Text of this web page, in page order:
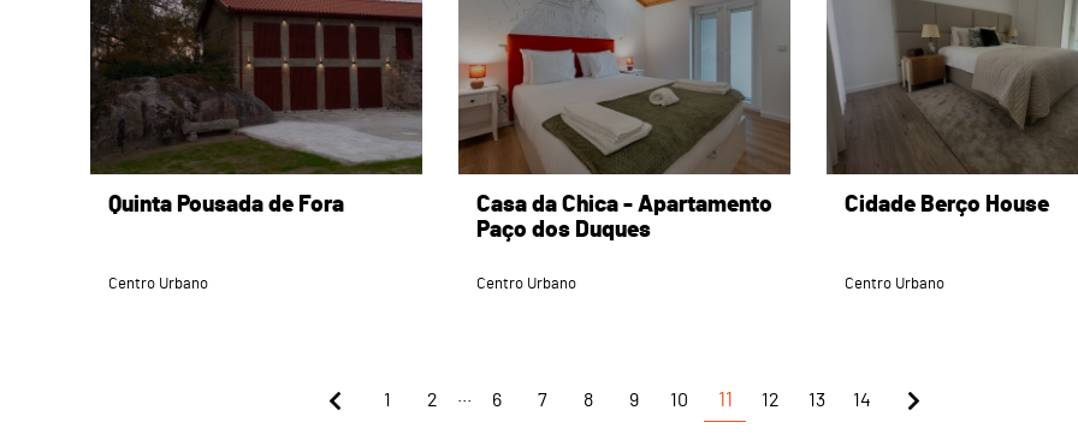
Quinta Pousada de Fora
Centro Urbano
Casa da Chica - Apartamento
Paço dos Duques
Centro Urbano
Cidade Berço House
Centro Urbano
1 2 6 7 8 9 10 11 12 13 14